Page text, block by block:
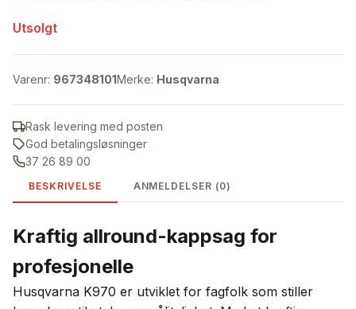
Utsolgt
Varenr: 967348101Merke: Husqvarna
Rask levering med posten
God betalingsløsninger
37 26 89 00
BESKRIVELSE ANMELDELSER (0)
Kraftig allround-kappsag for
profesjonelle
Husqvarna K970 er utviklet for fagfolk som stiller